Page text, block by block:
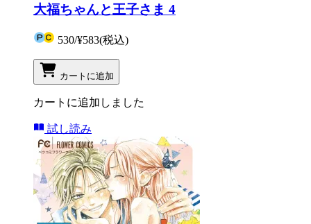
大福ちゃんと王子さま 4
530/¥583(税込)
カートに追加
カートに追加しました
試し読み